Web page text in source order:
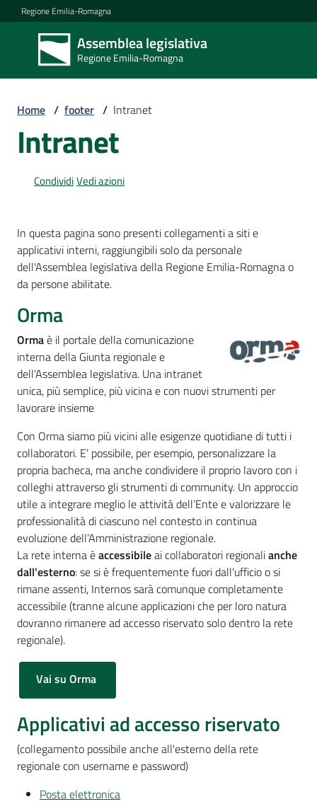
Vai al contenuto
Vai alla navigazione
Vai al footer
Regione Emilia-Romagna
Assemblea legislativa
Regione Emilia-Romagna
Assemblea
legislativa
Regione Emilia-
Assemblea
Argomenti
Per
i
media
Per
i
Home / footer / Intranet
Intranet
CondividiVedi azioni
In questa pagina sono presenti collegamenti a siti e
applicativi interni, raggiungibili solo da personale
dell'Assemblea legislativa della Regione Emilia-Romagna o
da persone abilitate.
Orma
Ormaè il portale della comunicazione
interna della Giunta regionale e
dell'Assemblea legislativa. Una intranet
unica, più semplice, più vicina e con nuovi strumenti per
lavorare insieme
Con Orma siamo più vicini alle esigenze quotidiane di tutti i
collaboratori. E’ possibile, per esempio, personalizzare la
propria bacheca, ma anche condividere il proprio lavoro con i
colleghi attraverso gli strumenti di community. Un approccio
utile a integrare meglio le attività dell’Ente e valorizzare le
professionalità di ciascuno nel contesto in continua
evoluzione dell’Amministrazione regionale.
La rete interna èaccessibileai collaboratori regionalianche
dall'esterno: se si è frequentemente fuori dall'ufficio o si
rimane assenti, Internos sarà comunque completamente
accessibile (tranne alcune applicazioni che per loro natura
dovranno rimanere ad accesso riservato solo dentro la rete
regionale).
Vai su Orma
Applicativi ad accesso riservato
(collegamento possibile anche all'esterno della rete
regionale con username e password)
Posta elettronica